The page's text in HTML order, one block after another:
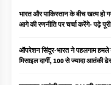
भारत और पाकिस्तान के बीच खत्म हो
आगे की रणनीति पर चर्चा करेंगे- पढ़े
ऑपरेशन सिंदूर-भारत ने पहलगाम हमले
मिसाइल दागीं, 100 से ज्यादा आतंकी